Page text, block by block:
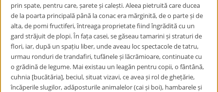
prin spate, pentru care, șarete și calești. Aleea pietruită care ducea
de la poarta principală până la conac era mărginită, de o parte și de
alta, de pomi fructiferi, întreaga proprietate fiind îngrădită cu un
gard străjuit de plopi. În fața casei, se găseau tamarini și straturi de
flori, iar, după un spațiu liber, unde aveau loc spectacole de tatru,
urmau ronduri de trandafiri, tufănele și lăcrămioare, continuate cu
o grădină de legume. Mai existau un leagăn pentru copii, o fântână,
cuhnia [bucătăria], beciul, situat vizavi, ce avea și rol de ghețărie,
încăperile slugilor, adăposturile animalelor (cai și boi), hambarele și